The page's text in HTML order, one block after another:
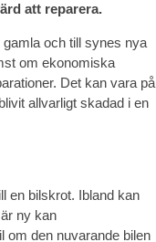
att reparera.
och till synes nya
om ekonomiska
Det kan vara på
allvarligt skadad i en
en bilskrot. Ibland kan
ny kan
om den nuvarande bilen